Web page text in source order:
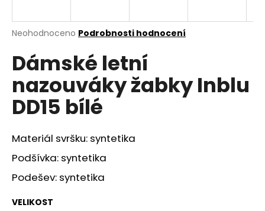
Průměrné
produktu
je
5
hvězdiček.
Neohodnoceno Podrobnosti hodnocení
Dámské letní
nazouváky žabky Inblu
DD15 bílé
Materiál svršku: syntetika
Podšívka: syntetika
Podešev: syntetika
VELIKOST
j
t
?
HLEDAT
o